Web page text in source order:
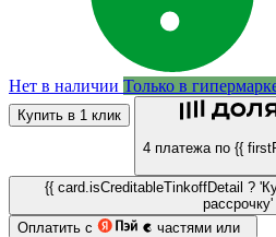
Нет в наличии Только в
Купить в 1 клик
4 платежа по {{
{{ card.isCreditableTinkoffDetail ?
рассрочку'
Оплатить с
частями или